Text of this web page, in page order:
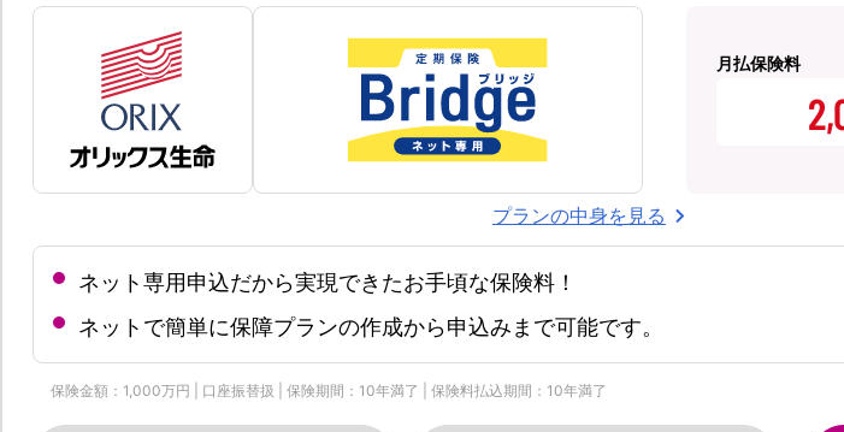
月払保険料
プランの中身を見る
ネット専用申込だから実現できたお手頃な保険料！
ネットで簡単に保障プランの作成から申込みまで可能です。
保険金額：1,000万円 | 口座振替扱 | 保険期間：10年満了 | 保険料払込期間：10年満了